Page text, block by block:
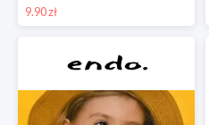
9.90 zł